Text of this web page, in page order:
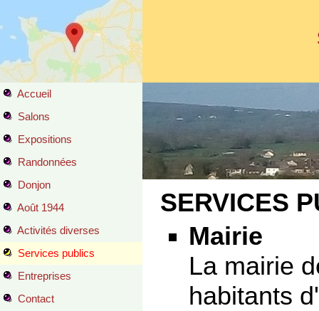
Accueil
Salons
Expositions
Randonnées
Donjon
Août 1944
Activités diverses
Services publics
Entreprises
Contact
SERVICES
Mairie
La mairie
habitants